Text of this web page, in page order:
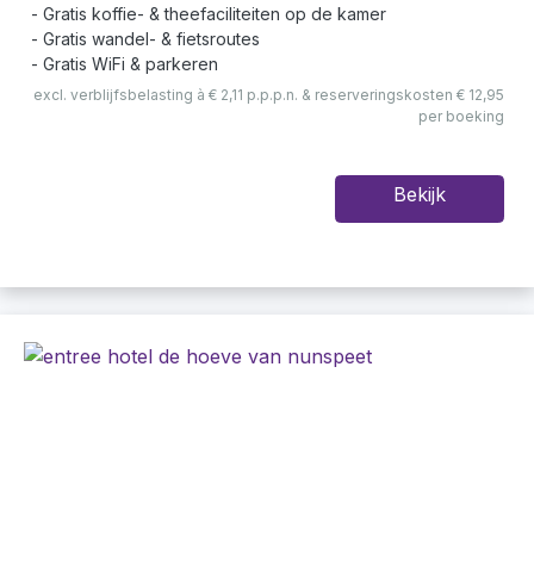
Gratis koffie- & theefaciliteiten op de kamer
Gratis wandel- & fietsroutes
Gratis WiFi & parkeren
excl. verblijfsbelasting à € 2,11 p.p.p.n. & reserveringskosten € 12,95
per boeking
Bekijk